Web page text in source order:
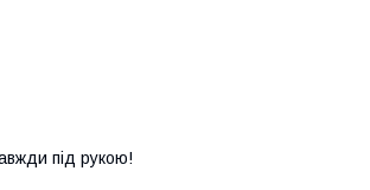
під рукою!